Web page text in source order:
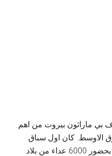
بي ماراثون بيروت من اهم
الاوسط. كان اول سباق
ماراثون بيروت فى اكتوبر 2003 بحضور 6000 عداء من بلاد